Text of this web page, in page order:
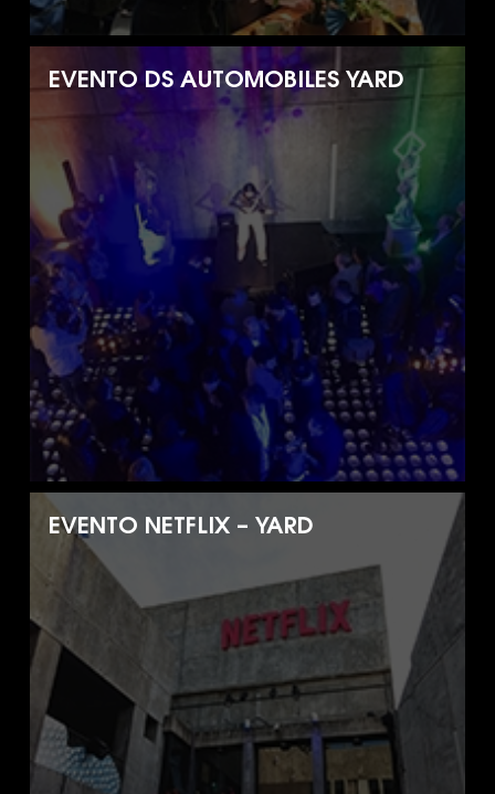
EVENTO DS AUTOMOBILES YARD
EVENTO NETFLIX – YARD